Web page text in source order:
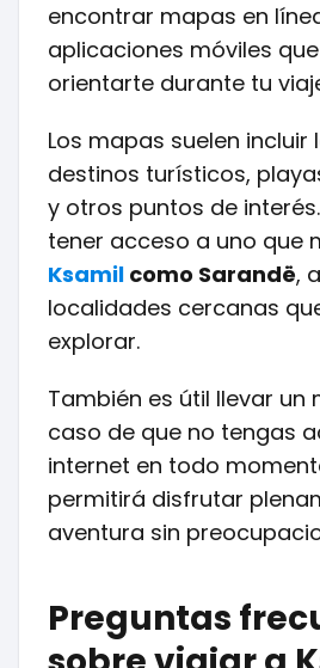
encontrar mapas en
aplicaciones móviles
orientarte durante tu
Los mapas suelen incluir
destinos turísticos,
y otros puntos de
tener acceso a uno que
Ksamil como Sarandë,
localidades cercanas
explorar.
También es útil llevar un
caso de que no tengas
internet en todo
permitirá disfrutar
aventura sin
Preguntas